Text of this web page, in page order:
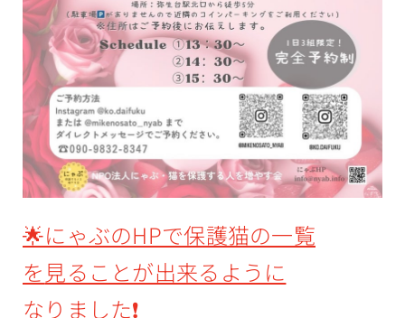
🌟にゃぶのHPで保護猫の一覧
を 見ることが出来るように
なりました❗️